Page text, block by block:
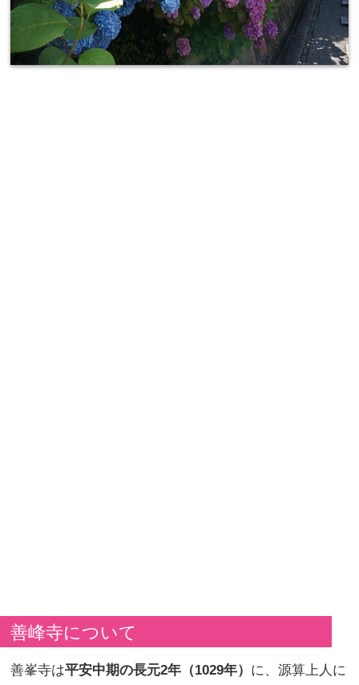
善峰寺について
善峯寺は平安中期の長元2年（1029年） に、源算上人に